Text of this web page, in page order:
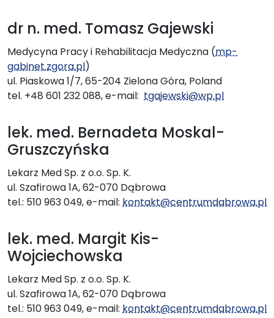
dr n. med. Tomasz Gajewski
Medycyna Pracy i Rehabilitacja Medyczna (mp-
gabinet.zgora.pl)
ul. Piaskowa 1/7, 65­-204 Zielona Góra, Poland
tel. +48 601 232 088, e-mail: tgajewski@wp.pl
lek. med. Bernadeta Moskal-
Gruszczyńska
Lekarz Med Sp. z o.o. Sp. K.
ul. Szafirowa 1A, 62-070 Dąbrowa
tel.: 510 963 049, e-mail: kontakt@centrumdabrowa.pl
lek. med. Margit Kis-
Wojciechowska
Lekarz Med Sp. z o.o. Sp. K.
ul. Szafirowa 1A, 62-070 Dąbrowa
tel.: 510 963 049, e-mail: kontakt@centrumdabrowa.pl